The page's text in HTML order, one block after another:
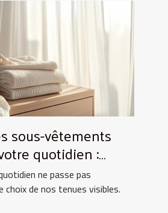
sous-vêtements
quotidien :
ne passe pas
choix de nos tenues visibles.